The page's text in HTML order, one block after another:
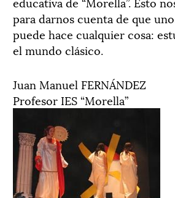
para darnos cuenta de que
puede hace cualquier cosa:
el mundo clásico.
Juan Manuel FERNÁNDEZ
Profesor IES “Morella”